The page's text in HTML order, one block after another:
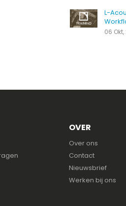
L-
06
OVER
Over ons
Contact
Nieuwsbrief
Werken bij ons